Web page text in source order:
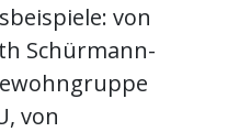
von
Schürmann-
von